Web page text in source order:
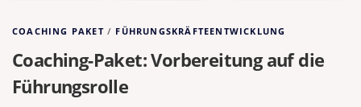
COACHING PAKET/ FÜHRUNGSKRÄFTEENTWICKLUNG
Coaching-Paket: Vorbereitung auf die
Führungsrolle